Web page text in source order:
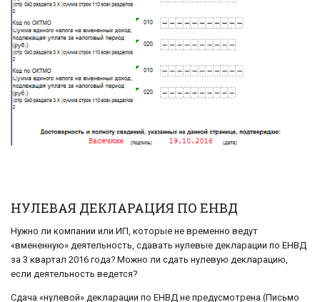
НУЛЕВАЯ ДЕКЛАРАЦИЯ ПО ЕНВД
Нужно ли компании или ИП, которые не временно ведут
«вмененную» деятельность, сдавать нулевые декларации по ЕНВД
за 3 квартал 2016 года? Можно ли сдать нулевую декларацию,
если деятельность ведется?
Сдача «нулевой» декларации по ЕНВД не предусмотрена (Письмо